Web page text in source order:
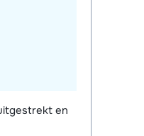
en